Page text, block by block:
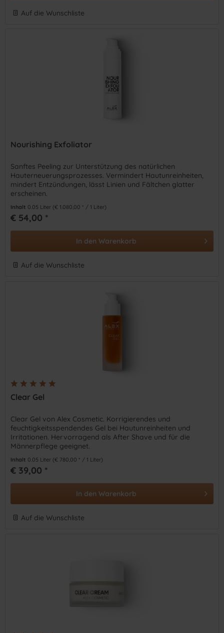
Auf die Wunschliste
Nourishing Exfoliator
Sanftes Peeling zur Unterstützung des natürlichen
Hauterneuerungsprozesses. Vermindert Hautunreinheiten,
mindert Entzündungen, lässt Linien und Fältchen glatter
erscheinen.
Inhalt 0.05 Liter (€ 1.080,00 * / 1 Liter)
€ 54,00 *
In den Warenkorb
Auf die Wunschliste
Clear Gel
Clear Gel von Alex Cosmetic. Korrigierendes und
feuchtigkeitsspendendes Gel bei Hautunreinheiten und
Irritationen. Hervorragend als After Shave und für die
Männerpflege geeignet.
Inhalt 0.05 Liter (€ 780,00 * / 1 Liter)
€ 39,00 *
In den Warenkorb
Auf die Wunschliste